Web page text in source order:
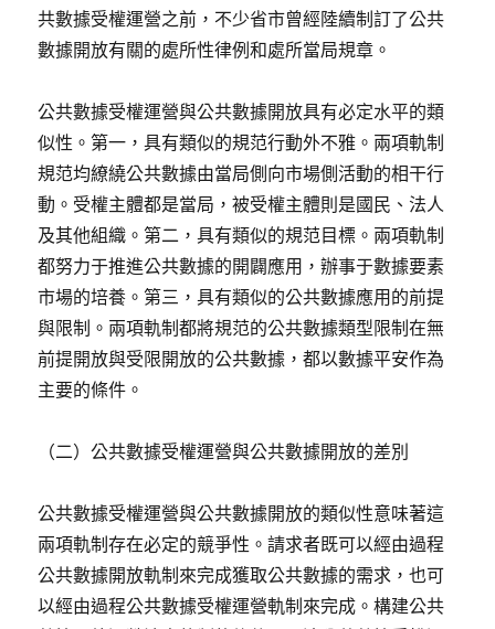
共數據受權運營之前，不少省市曾經陸續制訂了公共
數據開放有關的處所性律例和處所當局規章。
公共數據受權運營與公共數據開放具有必定水平的類
似性。第一，具有類似的規范行動外不雅。兩項軌制
規范均繚繞公共數據由當局側向市場側活動的相干行
動。受權主體都是當局，被受權主體則是國民、法人
及其他組織。第二，具有類似的規范目標。兩項軌制
都努力于推進公共數據的開闢應用，辦事于數據要素
市場的培養。第三，具有類似的公共數據應用的前提
與限制。兩項軌制都將規范的公共數據類型限制在無
前提開放與受限開放的公共數據，都以數據平安作為
主要的條件。
（二）公共數據受權運營與公共數據開放的差別
公共數據受權運營與公共數據開放的類似性意味著這
兩項軌制存在必定的競爭性。請求者既可以經由過程
公共數據開放軌制來完成獲取公共數據的需求，也可
以經由過程公共數據受權運營軌制來完成。構建公共